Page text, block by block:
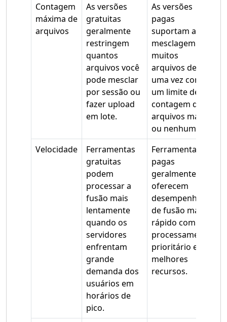
Contagem
máxima de
arquivos
As versões
gratuitas
geralmente
restringem
quantos
arquivos você
pode mesclar
por sessão ou
fazer upload
em lote.
As versões
pagas
suportam a
mesclagem de
muitos
arquivos de
uma vez com
um limite de
contagem de
arquivos maior
ou nenhum.
Velocidade
Ferramentas
gratuitas
podem
processar a
fusão mais
lentamente
quando os
servidores
enfrentam
grande
demanda dos
usuários em
horários de
pico.
Ferramentas
pagas
geralmente
oferecem
desempenho
de fusão mais
rápido com
processamento
prioritário e
melhores
recursos.